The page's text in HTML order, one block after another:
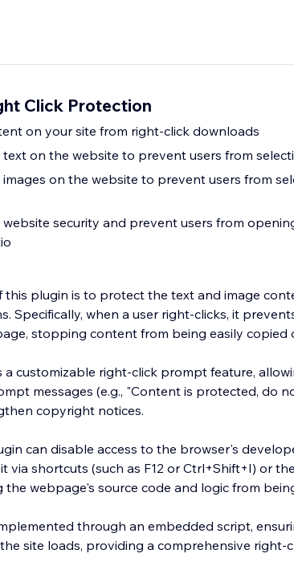
Click Protection
on your site from right-click downloads
on the website to prevent users from
on the website to prevent users from
security and prevent users from
this plugin is to protect the text and image
Specifically, when a user right-clicks, it
stopping content from being easily copied
a customizable right-click prompt feature,
messages (e.g., "Content is protected, do
copyright notices.
can disable access to the browser's
via shortcuts (such as F12 or Ctrl+Shift+I) or
the webpage's source code and logic from
through an embedded script,
site loads, providing a comprehensive right-